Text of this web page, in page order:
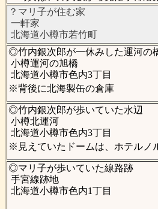
？マリ子が住む家
一軒家
北海道小樽市若竹町
◎竹内銀次郎が一休みした運河の
小樽運河の旭橋
北海道小樽市色内3丁目
※背後に北海製缶の倉庫
◎竹内銀次郎が歩いていた水辺
小樽北運河
北海道小樽市色内3丁目
※見えていたドームは、ホテルノ
◎マリ子が歩いていた線路跡
手宮線跡地
北海道小樽市色内1丁目